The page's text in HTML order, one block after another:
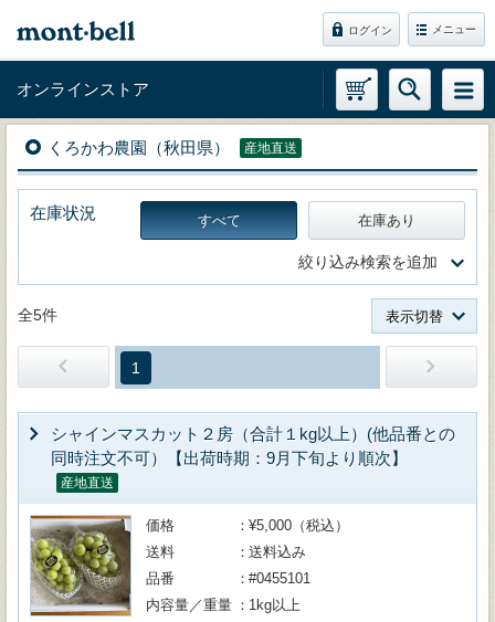
ログイン メニュー
オンラインストア
くろかわ農園（秋田県） 産地直送
在庫状況 すべて 在庫あり
絞り込み検索を追加
全5件 表示切替
1
シャインマスカット２房（合計１kg以上）(他品番との
同時注文不可）【出荷時期：9月下旬より順次】
産地直送
価格
¥5,000（税込）
送料
送料込み
品番
#0455101
内容量／重量
1kg以上